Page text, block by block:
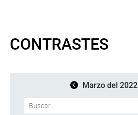
CONTRASTES
Marzo del 2022